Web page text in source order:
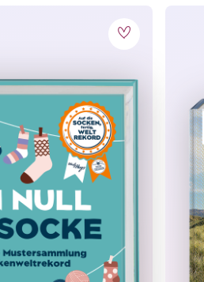
die top down gestrickt
den Größen36-54
Raglan u. v. m.
mit Basistechniken
Schritt-für-Schritt-
knifflige Stellen
zur Veranschaulichung des
Zurückstricken,
Abhaken und Spickzettel als